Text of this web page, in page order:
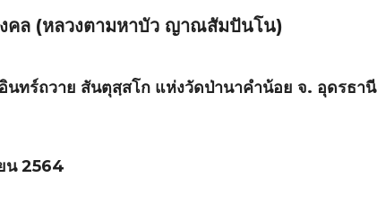
คล (หลวงตามหาบัว ญาณสัมปันโน)
นทร์ถวาย สันตุสฺสโก แห่งวัดป่านาคำน้อย จ. อุดรธานี
น 2564